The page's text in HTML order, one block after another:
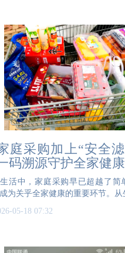
庭采购加上“安全
码溯源守护全家健康
活中，家庭采购早已超越了简
为关乎全家健康的重要环节。从
，每一样商品都直接或间接影响
况。随着科技的发展，“一物一
05-18 07:32